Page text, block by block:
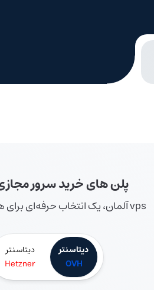
امکان تغییر آی پی در دیتاسنتر OVH
پلن های خرید سرور
vps آلمان، یک انتخاب حرفه‌ای برای هر نوع مصرف
دیتاسنتر
OVH
دیتاسنتر
Hetzner